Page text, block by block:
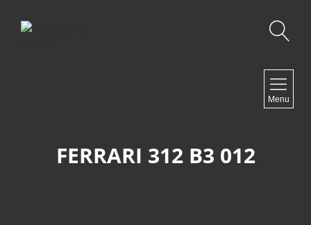
Menu
FERRARI 312 B3 012